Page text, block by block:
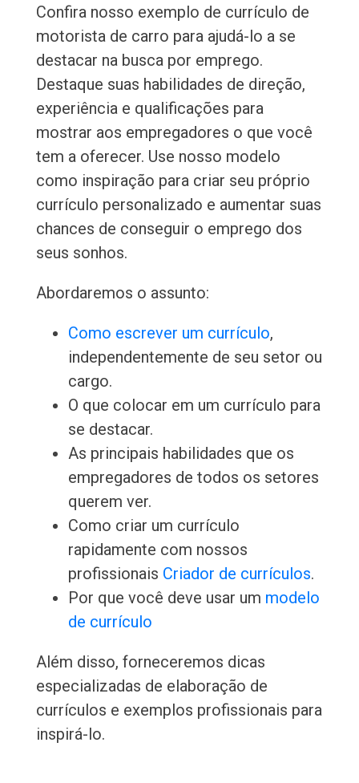
Confira nosso exemplo de currículo de
motorista de carro para ajudá-lo a se
destacar na busca por emprego.
Destaque suas habilidades de direção,
experiência e qualificações para
mostrar aos empregadores o que você
tem a oferecer. Use nosso modelo
como inspiração para criar seu próprio
currículo personalizado e aumentar suas
chances de conseguir o emprego dos
seus sonhos.
Abordaremos o assunto:
Como escrever um currículo,
independentemente de seu setor ou
cargo.
O que colocar em um currículo para
se destacar.
As principais habilidades que os
empregadores de todos os setores
querem ver.
Como criar um currículo
rapidamente com nossos
profissionais Criador de currículos.
Por que você deve usar um modelo
de currículo
Além disso, forneceremos dicas
especializadas de elaboração de
currículos e exemplos profissionais para
inspirá-lo.